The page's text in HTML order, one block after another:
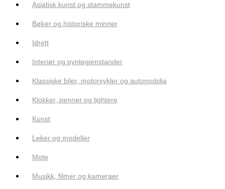
Asiatisk kunst og stammekunst
Bøker og historiske minner
Idrett
Interiør og pyntegjenstander
Klassiske biler, motorsykler og automobilia
Klokker, penner og lightere
Kunst
Leker og modeller
Mote
Musikk, filmer og kameraer